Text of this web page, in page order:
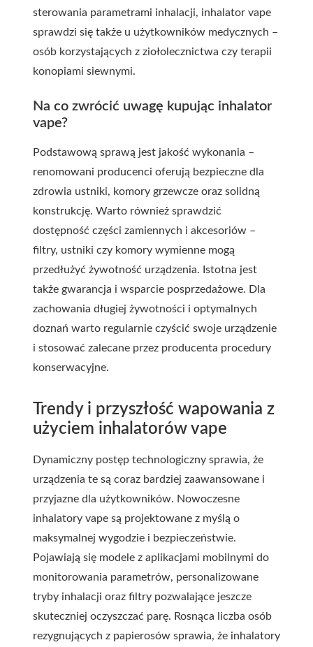
sterowania parametrami inhalacji, inhalator vape
sprawdzi się także u użytkowników medycznych –
osób korzystających z ziołolecznictwa czy terapii
konopiami siewnymi.
Na co zwrócić uwagę kupując inhalator
vape?
Podstawową sprawą jest jakość wykonania –
renomowani producenci oferują bezpieczne dla
zdrowia ustniki, komory grzewcze oraz solidną
konstrukcję. Warto również sprawdzić
dostępność części zamiennych i akcesoriów –
filtry, ustniki czy komory wymienne mogą
przedłużyć żywotność urządzenia. Istotna jest
także gwarancja i wsparcie posprzedażowe. Dla
zachowania długiej żywotności i optymalnych
doznań warto regularnie czyścić swoje urządzenie
i stosować zalecane przez producenta procedury
konserwacyjne.
Trendy i przyszłość wapowania z
użyciem inhalatorów vape
Dynamiczny postęp technologiczny sprawia, że
urządzenia te są coraz bardziej zaawansowane i
przyjazne dla użytkowników. Nowoczesne
inhalatory vape są projektowane z myślą o
maksymalnej wygodzie i bezpieczeństwie.
Pojawiają się modele z aplikacjami mobilnymi do
monitorowania parametrów, personalizowane
tryby inhalacji oraz filtry pozwalające jeszcze
skuteczniej oczyszczać parę. Rosnąca liczba osób
rezygnujących z papierosów sprawia, że inhalatory